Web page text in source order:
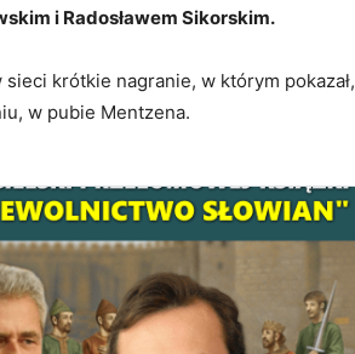
i Radosławem Sikorskim.
krótkie nagranie, w którym pokazał,
w pubie Mentzena.